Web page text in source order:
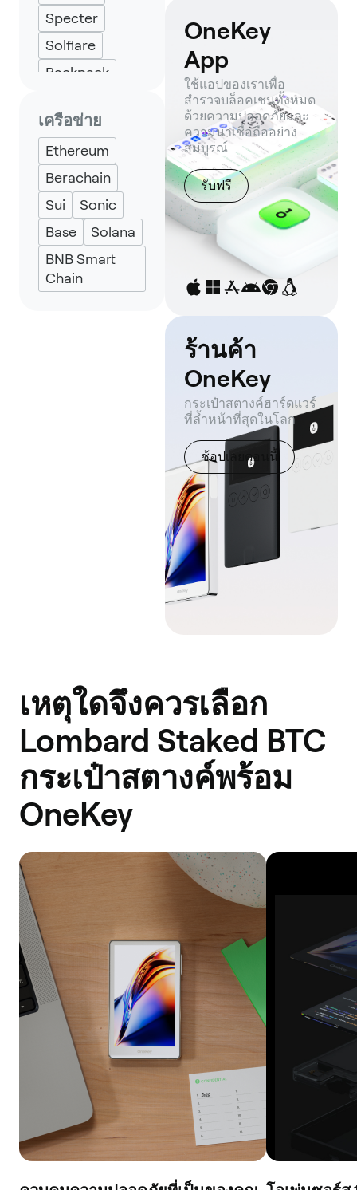
Specter
Solflare
Backpack
UniSat
เครือข่าย
Ethereum
Berachain
Sui
Sonic
Base
Solana
BNB Smart
Chain
OneKey
App
ใช้แอปของเราเพื่อ
สำรวจบล็อคเชนทั้งหมด
ด้วยความปลอดภัยและ
ความน่าเชื่อถืออย่าง
สมบูรณ์
รับฟรี
ร้านค้า
OneKey
กระเป๋าสตางค์ฮาร์ดแวร์
ที่ล้ำหน้าที่สุดในโลก
ช้อปเลยตอนนี้
เหตุใดจึงควรเลือก
Lombard Staked BTC
กระเป๋าสตางค์พร้อม
OneKey